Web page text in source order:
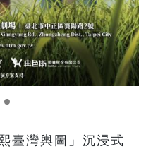
臺灣輿圖」沉浸式